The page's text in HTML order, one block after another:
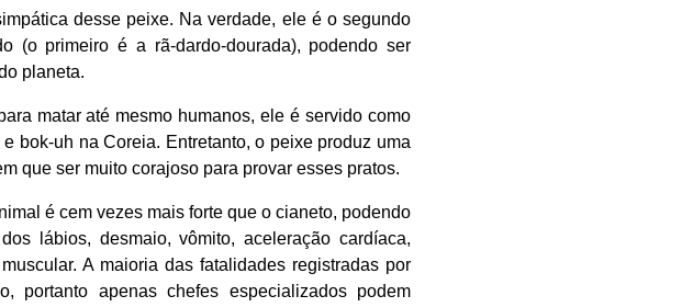
desse peixe. Na verdade, ele é o segundo
(o primeiro é a rã-dardo-dourada), podendo ser
planeta.
matar até mesmo humanos, ele é servido como
bok-uh na Coreia. Entretanto, o peixe produz uma
que ser muito corajoso para provar esses pratos.
é cem vezes mais forte que o cianeto, podendo
lábios, desmaio, vômito, aceleração cardíaca,
A maioria das fatalidades registradas por
portanto apenas chefes especializados podem